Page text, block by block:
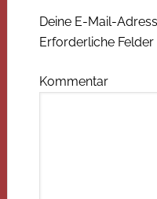
Deine E-Mail-
Erforderliche Felder
Kommentar